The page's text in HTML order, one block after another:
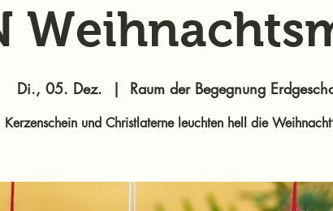
Di., 05. Dez.
  |
Raum der Begegnung
Kerzenschein und Christlaterne leuchten hell die